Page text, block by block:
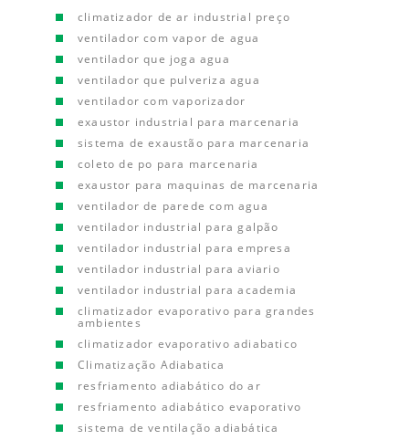
climatizador de ar industrial preço
ventilador com vapor de agua
ventilador que joga agua
ventilador que pulveriza agua
ventilador com vaporizador
exaustor industrial para marcenaria
sistema de exaustão para marcenaria
coleto de po para marcenaria
exaustor para maquinas de marcenaria
ventilador de parede com agua
ventilador industrial para galpão
ventilador industrial para empresa
ventilador industrial para aviario
ventilador industrial para academia
climatizador evaporativo para grandes
ambientes
climatizador evaporativo adiabatico
Climatização Adiabatica
resfriamento adiabático do ar
resfriamento adiabático evaporativo
sistema de ventilação adiabática